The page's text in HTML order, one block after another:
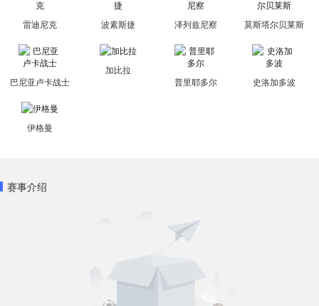
雷迪尼克 波素斯捷 泽列兹尼察 莫斯塔尔贝莱斯
巴尼亚卢卡战士
加比拉
普里耶多尔
史洛加多波
伊格曼
赛事介绍